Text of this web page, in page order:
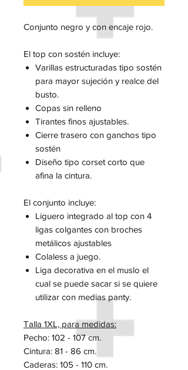
Conjunto negro y con encaje rojo.
El top con sostén incluye:
Varillas estructuradas tipo sostén
para mayor sujeción y realce del
busto.
Copas sin relleno
Tirantes finos ajustables.
Cierre trasero con ganchos tipo
sostén
Diseño tipo corset corto que
afina la cintura.
El conjunto incluye:
Liguero integrado al top con 4
ligas colgantes con broches
metálicos ajustables
Colaless a juego.
Liga decorativa en el muslo el
cual se puede sacar si se quiere
utilizar con medias panty.
Talla 1XL, para medidas:
Pecho: 102 - 107 cm.
Cintura: 81 - 86 cm.
Caderas: 105 - 110 cm.